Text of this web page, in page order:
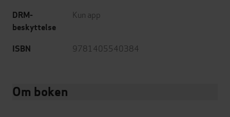
DRM-
beskyttelse
Kun app
ISBN 9781405540384
Om boken